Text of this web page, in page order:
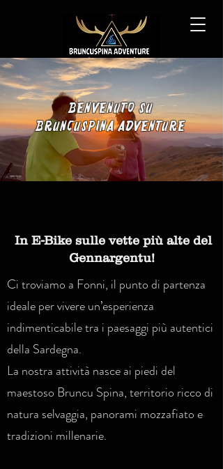
BENVENUTO SU
BRUNCUSPINA ADVENTURE
In E-Bike sulle vette più alte del
Gennargentu!
Ci troviamo a Fonni, il punto di partenza
ideale per vivere un’esperienza
indimenticabile tra i paesaggi più autentici
della Sardegna.
La nostra attività nasce ai piedi del
maestoso Bruncu Spina, territorio ricco di
natura selvaggia, panorami mozzafiato e
tradizioni millenarie.